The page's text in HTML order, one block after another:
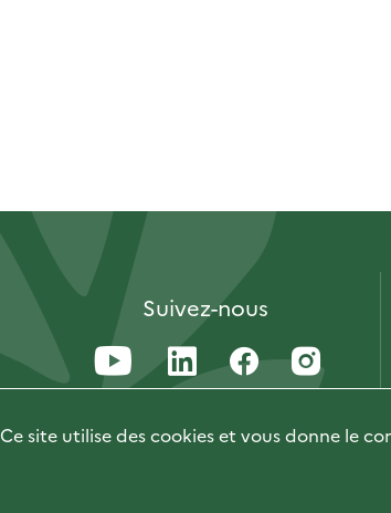
Suivez-nous
Ce site utilise des cookies et vous donne le